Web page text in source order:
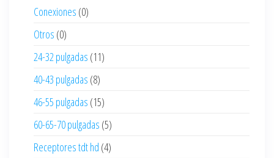
Conexiones (0)
Otros (0)
24-32 pulgadas (11)
40-43 pulgadas (8)
46-55 pulgadas (15)
60-65-70 pulgadas (5)
Receptores tdt hd (4)